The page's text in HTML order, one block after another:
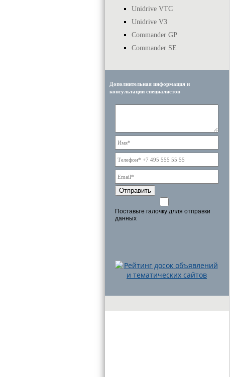
Unidrive VTC
Unidrive V3
Commander GP
Commander SE
Дополнительная информация и
консультации специалистов
Отправить
Поставьте галочку длля отправки
данных